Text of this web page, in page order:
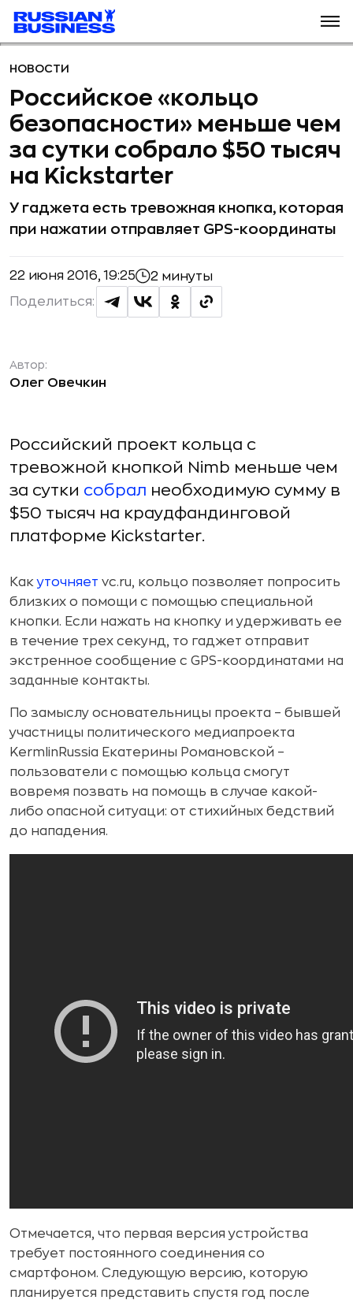
НОВОСТИ
Российское «кольцо
безопасности» меньше чем
за сутки собрало $50 тысяч
на Kickstarter
У гаджета есть тревожная кнопка, которая
при нажатии отправляет GPS-координаты
22 июня 2016, 19:25 2 минуты
Поделиться:
Автор:
Олег Овечкин
Российский проект кольца с
тревожной кнопкой Nimb меньше чем
за сутки собрал необходимую сумму в
$50 тысяч на краудфандинговой
платформе Kickstarter.
Какуточняет vc.ru, кольцо позволяет попросить
близких о помощи с помощью специальной
кнопки. Если нажать на кнопку и удерживать ее
в течение трех секунд, то гаджет отправит
экстренное сообщение с GPS-координатами на
заданные контакты.
По замыслу основательницы проекта – бывшей
участницы политического медиапроекта
KermlinRussia Екатерины Романовской –
пользователи с помощью кольца смогут
вовремя позвать на помощь в случае какой-
либо опасной ситуаци: от стихийных бедствий
до нападения.
Отмечается, что первая версия устройства
требует постоянного соединения со
смартфоном. Следующую версию, которую
планируется представить спустя год после